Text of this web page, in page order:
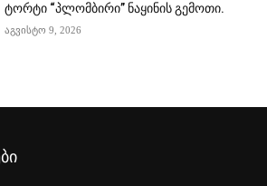
ტორტი “პლომბირი” ნაყინის გემოთი.
აგვისტო 9, 2026